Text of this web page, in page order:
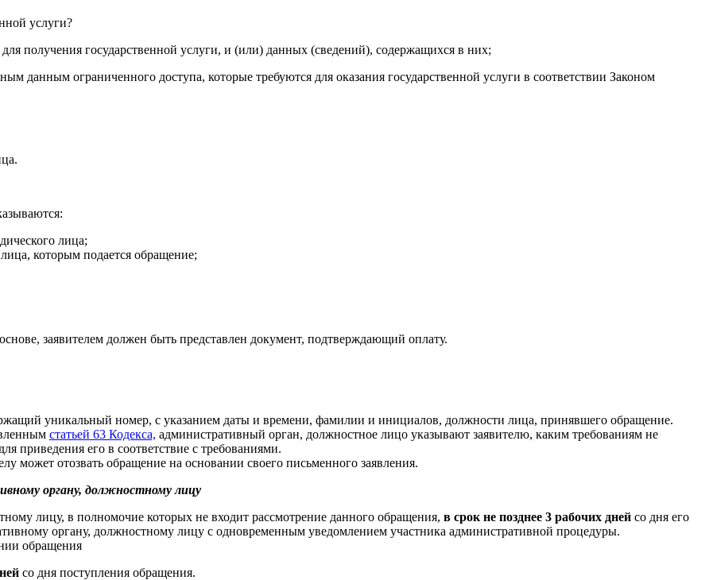
услуги?
получения государственной услуги, и (или) данных (сведений), содержащихся в них;
данным ограниченного доступа, которые требуются для оказания государственной услуги в соответствии Законом
лица;
которым подается обращение;
заявителем должен быть представлен документ, подтверждающий оплату.
уникальный номер, с указанием даты и времени, фамилии и инициалов, должности лица, принявшего обращение.
статьей 63 Кодекса, административный орган, должностное лицо указывают заявителю, каким требованиям не
приведения его в соответствие с требованиями.
может отозвать обращение на основании своего письменного заявления.
органу, должностному лицу
лицу, в полномочие которых не входит рассмотрение данного обращения, в срок не позднее 3 рабочих дней со дня его
органу, должностному лицу с одновременным уведомлением участника административной процедуры.
обращения
со дня поступления обращения.